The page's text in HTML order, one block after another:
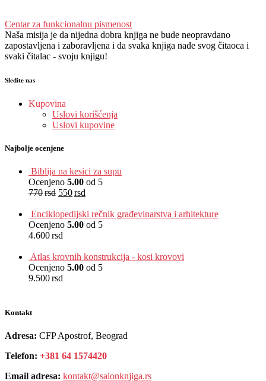
Centar za funkcionalnu pismenost
Naša misija je da nijedna dobra knjiga ne bude neopravdano
zapostavljena i zaboravljena i da svaka knjiga nađe svog čitaoca i
svaki čitalac - svoju knjigu!
Sledite nas
Kupovina
Uslovi korišćenja
Uslovi kupovine
Najbolje ocenjene
Biblija na kesici za supu
Ocenjeno 5.00 od 5
770rsd 550rsd
Enciklopedijski rečnik građevinarstva i arhitekture
Ocenjeno 5.00 od 5
4.600rsd
Atlas krovnih konstrukcija - kosi krovovi
Ocenjeno 5.00 od 5
9.500rsd
Kontakt
Adresa: CFP Apostrof, Beograd
Telefon: +381 64 1574420
Email adresa: kontakt@salonknjiga.rs